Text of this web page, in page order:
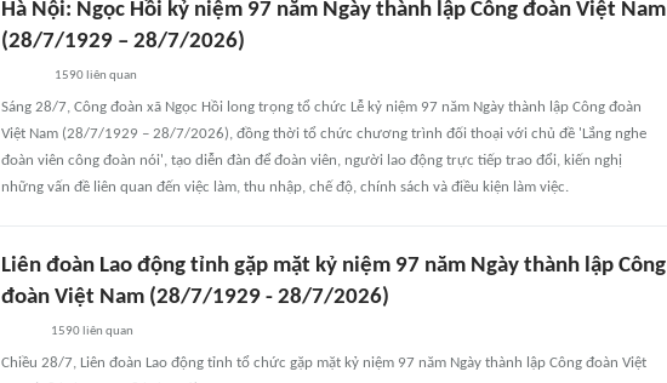
Hà Nội: Ngọc Hồi kỷ niệm 97 năm Ngày thành lập Công đoàn Việt Nam
(28/7/1929 – 28/7/2026)
1590liên quan
Sáng 28/7, Công đoàn xã Ngọc Hồi long trọng tổ chức Lễ kỷ niệm 97 năm Ngày thành lập Công đoàn
Việt Nam (28/7/1929 – 28/7/2026), đồng thời tổ chức chương trình đối thoại với chủ đề 'Lắng nghe
đoàn viên công đoàn nói', tạo diễn đàn để đoàn viên, người lao động trực tiếp trao đổi, kiến nghị
những vấn đề liên quan đến việc làm, thu nhập, chế độ, chính sách và điều kiện làm việc.
Liên đoàn Lao động tỉnh gặp mặt kỷ niệm 97 năm Ngày thành lập Công
đoàn Việt Nam (28/7/1929 - 28/7/2026)
1590 liên quan
Chiều 28/7, Liên đoàn Lao động tỉnh tổ chức gặp mặt kỷ niệm 97 năm Ngày thành lập Công đoàn Việt